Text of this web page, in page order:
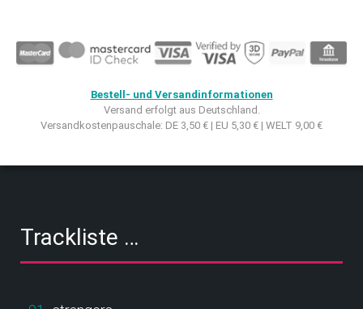
Trackliste …
Bestell- und Versandinformationen
Versand erfolgt aus Deutschland.
Versandkostenpauschale: DE 3,50 € | EU 5,30 € | WELT 9,00 €